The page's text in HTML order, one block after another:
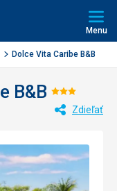
Menu
Dolce Vita Caribe B&B
B&B
3/5Zdieľať